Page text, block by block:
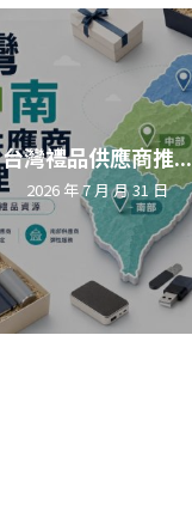
台灣禮品供應商推...
2026 年 7 月 月 31 日